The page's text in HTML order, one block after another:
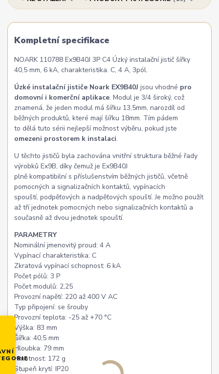
Kompletní specifikace
NOARK 110788 Ex9B40J 3P C4 Úzký instalační jistič šířky
40,5 mm, 6 kA, charakteristika. C, 4 A, 3pól.
Úzké instalační jističe Noark EX9B40J jsou vhodné pro
domovní i komerční aplikace. Modul je 3/4 široký, což
znamená, že jeden modul má šířku 13,5mm, narozdíl od
běžných produktů, které mají šířku 18mm. Tím pádem
to dělá tuto sérii nejlepší možnost výběru, pokud jste
omezeni prostorem k instalaci.
U těchto jističů byla zachována vnitřní struktura běžné řady
výrobků Ex9B, díky čemuž je Ex9B40J
plně kompatibilní s příslušenstvím běžných jističů, včetně
pomocných a signalizačních kontaktů, vypínacích
spouští, podpěťových a nadpěťových spouští. Je možno použít
až tří jednotek pomocných nebo signalizačních kontaktů a
současně až dvou jednotek spouští.
PARAMETRY
Nominální jmenovitý proud: 4 A
Vypínací charakteristika: C
Zkratová vypínací schopnost: 6 kA
Počet pólů: 3 P
Počet modulů: 2,25
Provozní napětí: 220 až 400 V AC
Typ připojení: se šrouby
Provozní teplota: -25 až +70 °C
Výška: 83 mm
Šířka: 40,5 mm
Hloubka: 79 mm
Hmotnost: 172 g
Stupeň krytí: IP20